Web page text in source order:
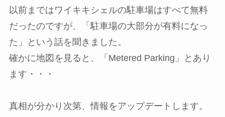
以前まではワイキキシェルの駐車場はすべて無料
だったのですが、「駐車場の大部分が有料になっ
た」という話を聞きました。
確かに地図を見ると、「Metered Parking」とあり
ます・・・
真相が分かり次第、情報をアップデートします。